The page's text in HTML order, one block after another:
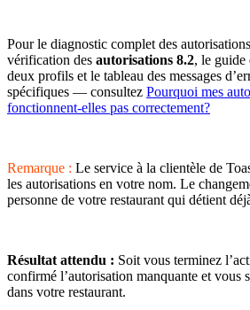
Pour le diagnostic complet des
vérification des autorisations 8.2, le guide
deux profils et le tableau des messages
spécifiques — consultez Pourquoi mes
fonctionnent-elles pas correctement?
Remarque : Le service à la clientèle de
les autorisations en votre nom. Le
personne de votre restaurant qui détient
Résultat attendu : Soit vous terminez
confirmé l’autorisation manquante et vous
dans votre restaurant.